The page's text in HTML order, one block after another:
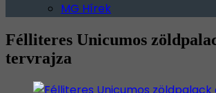
MG Hírek
Félliteres Unicumos
tervrajza